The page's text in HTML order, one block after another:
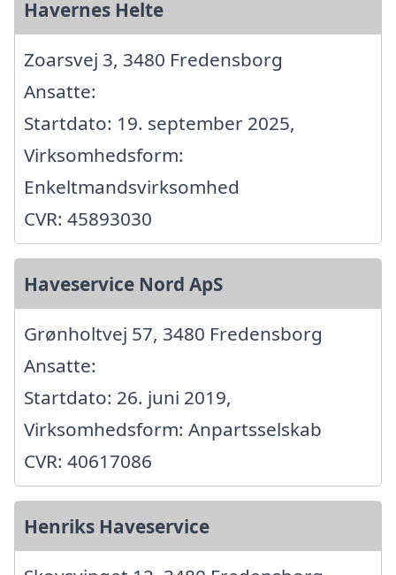
Havernes Helte
Zoarsvej 3, 3480 Fredensborg
Ansatte:
Startdato: 19. september 2025,
Virksomhedsform:
Enkeltmandsvirksomhed
CVR: 45893030
Haveservice Nord ApS
Grønholtvej 57, 3480 Fredensborg
Ansatte:
Startdato: 26. juni 2019,
Virksomhedsform: Anpartsselskab
CVR: 40617086
Henriks Haveservice